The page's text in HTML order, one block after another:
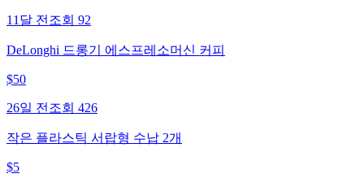
11달 전 조회 92
DeLonghi 드롱기 에스프레소머신 커피
$50
26일 전 조회 426
작은 플라스틱 서랍형 수납 2개
$5